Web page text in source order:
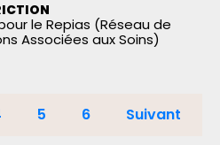
le Repias (Réseau de
Associées aux Soins)
5 6 Suivant